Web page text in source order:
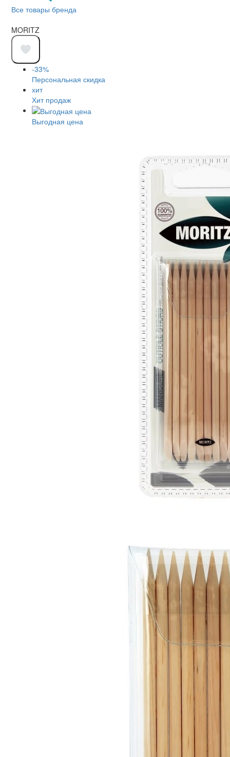
Все товары бренда
MORITZ
-33%
Персональная скидка
хит
Хит продаж
Выгодная цена